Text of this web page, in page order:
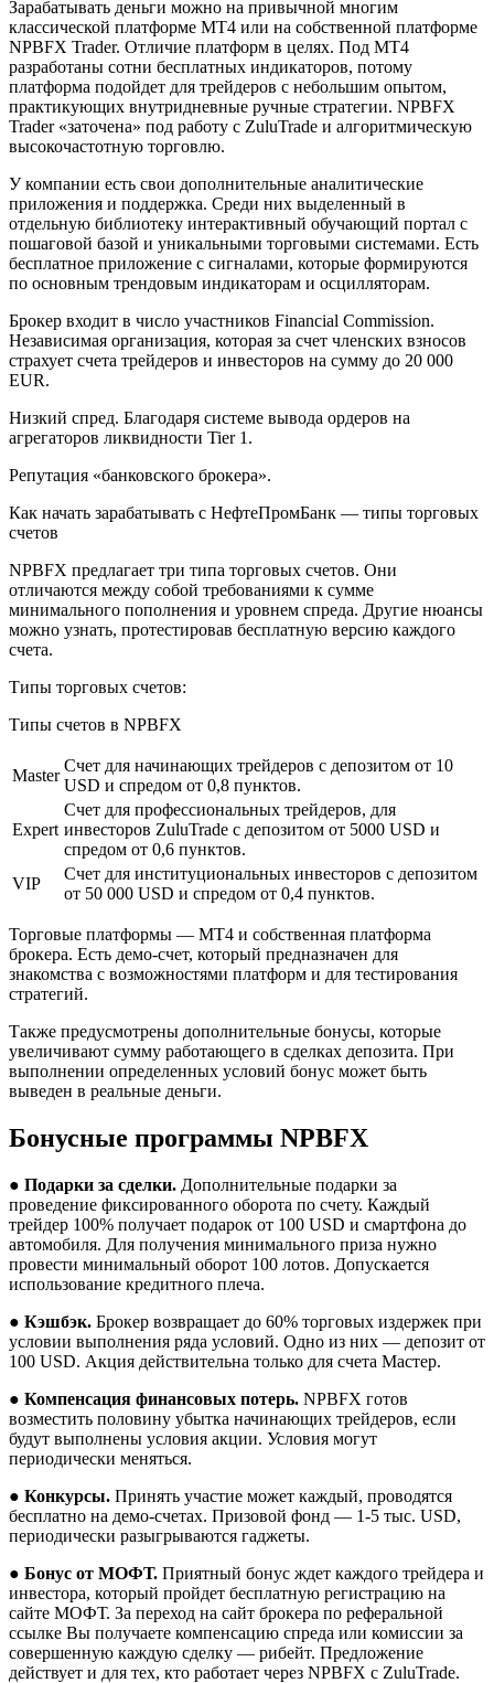
Зарабатывать деньги можно на привычной многим
классической платформе МТ4 или на собственной платформе
NPBFX Trader. Отличие платформ в целях. Под МТ4
разработаны сотни бесплатных индикаторов, потому
платформа подойдет для трейдеров с небольшим опытом,
практикующих внутридневные ручные стратегии. NPBFX
Trader «заточена» под работу с ZuluTrade и алгоритмическую
высокочастотную торговлю.
У компании есть свои дополнительные аналитические
приложения и поддержка. Среди них выделенный в
отдельную библиотеку интерактивный обучающий портал с
пошаговой базой и уникальными торговыми системами. Есть
бесплатное приложение с сигналами, которые формируются
по основным трендовым индикаторам и осцилляторам.
Брокер входит в число участников Financial Commission.
Независимая организация, которая за счет членских взносов
страхует счета трейдеров и инвесторов на сумму до 20 000
EUR.
Низкий спред. Благодаря системе вывода ордеров на
агрегаторов ликвидности Tier 1.
Репутация «банковского брокера».
Как начать зарабатывать с НефтеПромБанк — типы торговых
счетов
NPBFX предлагает три типа торговых счетов. Они
отличаются между собой требованиями к сумме
минимального пополнения и уровнем спреда. Другие нюансы
можно узнать, протестировав бесплатную версию каждого
счета.
Типы торговых счетов:
Типы счетов в NPBFX
Master
Счет для начинающих трейдеров с депозитом от 10
USD и спредом от 0,8 пунктов.
Expert
Счет для профессиональных трейдеров, для
инвесторов ZuluTrade с депозитом от 5000 USD и
спредом от 0,6 пунктов.
VIP
Счет для институциональных инвесторов с депозитом
от 50 000 USD и спредом от 0,4 пунктов.
Торговые платформы — МТ4 и собственная платформа
брокера. Есть демо-счет, который предназначен для
знакомства с возможностями платформ и для тестирования
стратегий.
Также предусмотрены дополнительные бонусы, которые
увеличивают сумму работающего в сделках депозита. При
выполнении определенных условий бонус может быть
выведен в реальные деньги.
Бонусные программы NPBFX
● Подарки за сделки. Дополнительные подарки за
проведение фиксированного оборота по счету. Каждый
трейдер 100% получает подарок от 100 USD и смартфона до
автомобиля. Для получения минимального приза нужно
провести минимальный оборот 100 лотов. Допускается
использование кредитного плеча.
● Кэшбэк. Брокер возвращает до 60% торговых издержек при
условии выполнения ряда условий. Одно из них — депозит от
100 USD. Акция действительна только для счета Мастер.
● Компенсация финансовых потерь. NPBFX готов
возместить половину убытка начинающих трейдеров, если
будут выполнены условия акции. Условия могут
периодически меняться.
● Конкурсы. Принять участие может каждый, проводятся
бесплатно на демо-счетах. Призовой фонд — 1-5 тыс. USD,
периодически разыгрываются гаджеты.
● Бонус от МОФТ. Приятный бонус ждет каждого трейдера и
инвестора, который пройдет бесплатную регистрацию на
сайте МОФТ. За переход на сайт брокера по реферальной
ссылке Вы получаете компенсацию спреда или комиссии за
совершенную каждую сделку — рибейт. Предложение
действует и для тех, кто работает через NPBFX с ZuluTrade.